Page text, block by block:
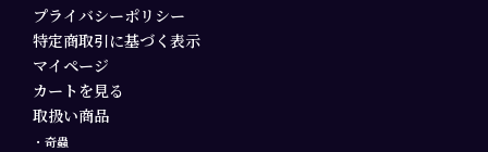
プライバシーポリシー
特定商取引に基づく表示
マイページ
カートを見る
取扱い商品
・奇蟲